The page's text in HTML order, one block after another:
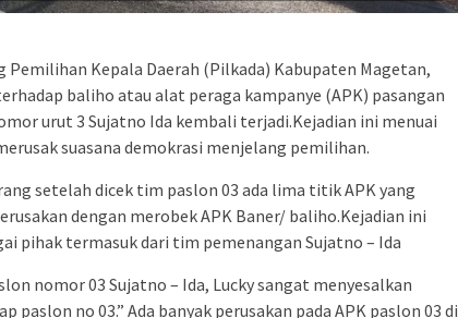
Pemilihan Kepala Daerah (Pilkada) Kabupaten Magetan,
baliho atau alat peraga kampanye (APK) pasangan
urut 3 Sujatno Ida kembali terjadi.Kejadian ini menuai
suasana demokrasi menjelang pemilihan.
setelah dicek tim paslon 03 ada lima titik APK yang
dengan merobek APK Baner/ baliho.Kejadian ini
pihak termasuk dari tim pemenangan Sujatno – Ida
nomor 03 Sujatno – Ida, Lucky sangat menyesalkan
paslon no 03.” Ada banyak perusakan pada APK paslon 03 di